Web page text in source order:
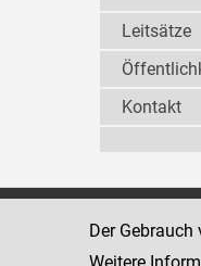
Leitsätze
Kontakt
Der